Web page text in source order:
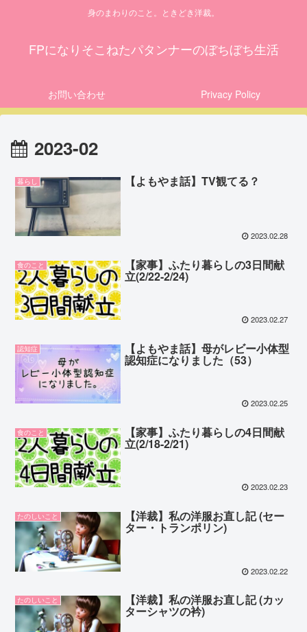
身のまわりのこと。ときどき洋裁。
FPになりそこねたパタンナーのぼちぼち生活
お問い合わせ Privacy Policy
2023-02
暮らし 【よもやま話】TV観てる？
2023.02.28
食のこと 【家事】ふたり暮らしの3日間献
立(2/22-2/24)
2023.02.27
認知症 【よもやま話】母がレビー小体型
認知症になりました（53）
2023.02.25
食のこと 【家事】ふたり暮らしの4日間献
立(2/18-2/21)
2023.02.23
たのしいこと 【洋裁】私の洋服お直し記 (セー
ター・トランポリン)
2023.02.22
たのしいこと 【洋裁】私の洋服お直し記 (カッ
ターシャツの衿)